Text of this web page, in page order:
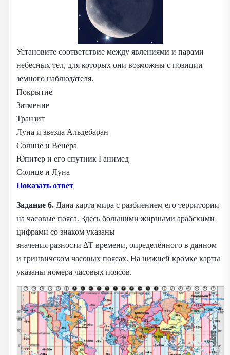
Установите соответствие между явлениями и парами
небесных тел, для которых они возможны с позиции
земного наблюдателя.
Покрытие
Затмение
Транзит
Луна и звезда Альдебаран
Солнце и Венера
Юпитер и его спутник Ганимед
Солнце и Луна
Показать ответ
Задание 6. Дана карта мира с разбиением его территории
на часовые пояса. Здесь большими жирными арабскими
цифрами со знаком указаны
значения разности ΔT времени, определённого в данном
и гринвичском часовых поясах. На нижней кромке карты
указаны номера часовых поясов.